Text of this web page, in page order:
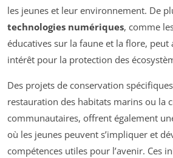
les jeunes et leur environnement. De
technologies numériques, comme
éducatives sur la faune et la flore, peut
intérêt pour la protection des
Des projets de conservation
restauration des habitats marins ou la
communautaires, offrent également
où les jeunes peuvent s’impliquer et
compétences utiles pour l’avenir. Ces